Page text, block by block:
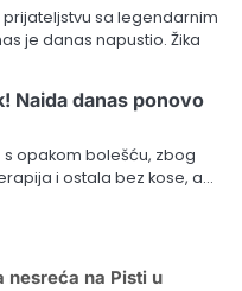
sa legendarnim
je danas napustio. Žika
Naida danas ponovo
opakom bolešću, zbog
i ostala bez kose, a…
nesreća na Pisti u